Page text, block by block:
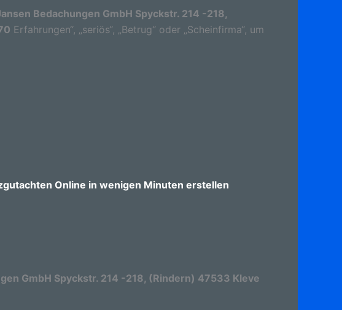
Bedachungen GmbH Spyckstr. 214 -218,
Erfahrungen“, „seriös“, „Betrug“ oder „Scheinfirma“, um
Online in wenigen Minuten erstellen
GmbH Spyckstr. 214 -218, (Rindern) 47533 Kleve